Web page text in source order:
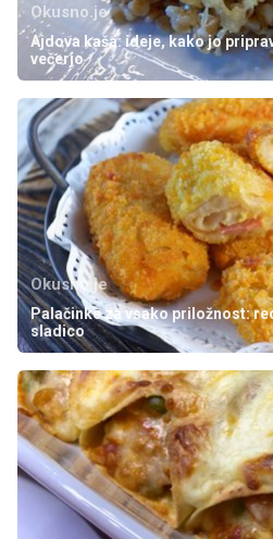
Okusno.je
Ajdova kaša: ideje, kako jo
večerjo
Okusno.je
Palačinke za vsako priložnost:
sladico